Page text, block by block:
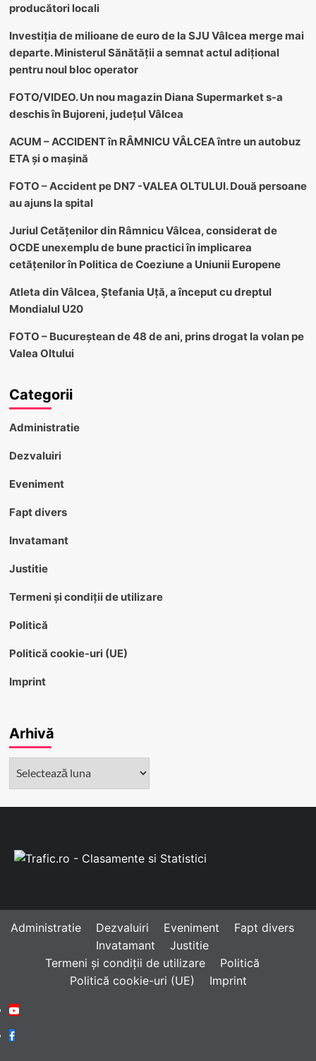
producători locali
Investiția de milioane de euro de la SJU Vâlcea merge mai
departe. Ministerul Sănătății a semnat actul adițional
pentru noul bloc operator
FOTO/VIDEO. Un nou magazin Diana Supermarket s-a
deschis în Bujoreni, județul Vâlcea
ACUM – ACCIDENT în RÂMNICU VÂLCEA între un autobuz
ETA și o mașină
FOTO – Accident pe DN7 -VALEA OLTULUI. Două persoane
au ajuns la spital
Juriul Cetățenilor din Râmnicu Vâlcea, considerat de
OCDE unexemplu de bune practici în implicarea
cetățenilor în Politica de Coeziune a Uniunii Europene
Atleta din Vâlcea, Ștefania Uță, a început cu dreptul
Mondialul U20
FOTO – Bucureștean de 48 de ani, prins drogat la volan pe
Valea Oltului
Categorii
Administratie
Dezvaluiri
Eveniment
Fapt divers
Invatamant
Justitie
Termeni și condiții de utilizare
Politică
Politică cookie-uri (UE)
Imprint
Arhivă
Administratie Dezvaluiri Eveniment
Fapt divers
Invatamant
Justitie
Termeni și condiții de utilizare
Politică
Politică cookie-uri (UE)
Imprint
Youtube
Facebook